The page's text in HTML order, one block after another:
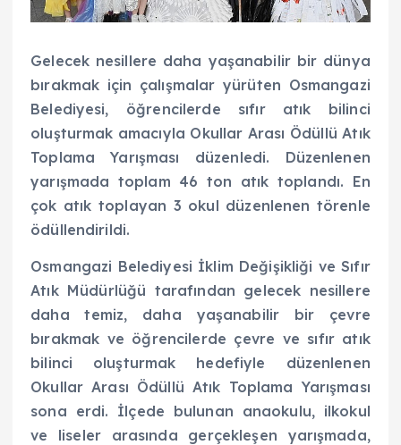
Gelecek nesillere daha yaşanabilir bir dünya
bırakmak için çalışmalar yürüten Osmangazi
Belediyesi, öğrencilerde sıfır atık bilinci
oluşturmak amacıyla Okullar Arası Ödüllü Atık
Toplama Yarışması düzenledi. Düzenlenen
yarışmada toplam 46 ton atık toplandı. En
çok atık toplayan 3 okul düzenlenen törenle
ödüllendirildi.
Osmangazi Belediyesi İklim Değişikliği ve Sıfır
Atık Müdürlüğü tarafından gelecek nesillere
daha temiz, daha yaşanabilir bir çevre
bırakmak ve öğrencilerde çevre ve sıfır atık
bilinci oluşturmak hedefiyle düzenlenen
Okullar Arası Ödüllü Atık Toplama Yarışması
sona erdi. İlçede bulunan anaokulu, ilkokul
ve liseler arasında gerçekleşen yarışmada,